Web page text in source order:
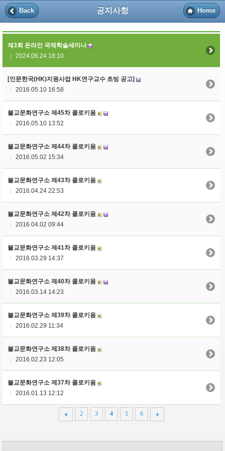
Back 공지사항 Home
제3회 온라인 국제학술세미나
2024.06.24 18:10
[인문한국(HK)지원사업 HK연구교수 초빙 공고]
2016.05.10 16:58
불교문화연구소 제45차 콜로키움
2016.05.10 13:52
불교문화연구소 제44차 콜로키움
2016.05.02 15:34
불교문화연구소 제43차 콜로키움
2016.04.24 22:53
불교문화연구소 제42차 콜로키움
2016.04.02 09:44
불교문화연구소 제41차 콜로키움
2016.03.29 14:37
불교문화연구소 제40차 콜로키움
2016.03.14 14:23
불교문화연구소 제39차 콜로키움
2016.02.29 11:34
불교문화연구소 제38차 콜로키움
2016.02.23 12:05
불교문화연구소 제37차 콜로키움
2016.01.13 12:12
2 3 4 5 6